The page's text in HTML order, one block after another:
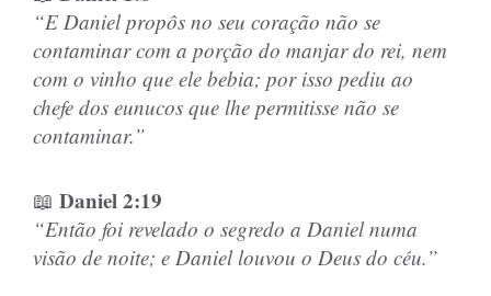
“E Daniel propôs no seu coração não se
contaminar com a porção do manjar do rei, nem
com o vinho que ele bebia; por isso pediu ao
chefe dos eunucos que lhe permitisse não se
contaminar.”
📖 Daniel 2:19
“Então foi revelado o segredo a Daniel numa
visão de noite; e Daniel louvou o Deus do céu.”